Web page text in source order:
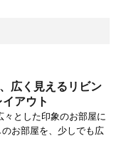
広く見えるリビン
アウト
々とした印象のお部屋に
お部屋を、少しでも広